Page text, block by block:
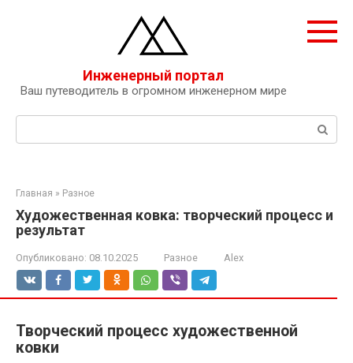
Инженерный портал
Ваш путеводитель в огромном инженерном мире
Поиск:
Главная » Разное
Художественная ковка: творческий процесс и
результат
Опубликовано: 08.10.2025 Разное Alex
Творческий процесс художественной
ковки